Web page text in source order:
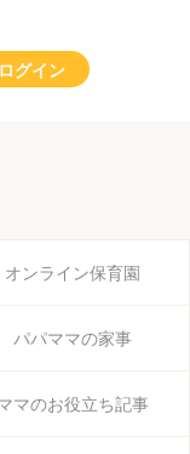
ログイン
オンライン保育園
パパママの家事
マのお役立ち記事